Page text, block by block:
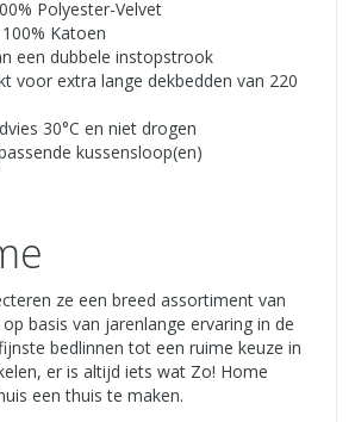
Polyester-Velvet
Katoen
een dubbele instopstrook
voor extra lange dekbedden van 220
30°C en niet drogen
kussensloop(en)
ze een breed assortiment van
basis van jarenlange ervaring in de
bedlinnen tot een ruime keuze in
er is altijd iets wat Zo! Home
een thuis te maken.